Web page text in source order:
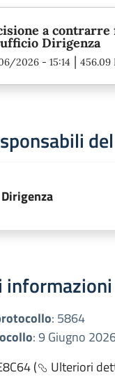
a
ufficio Dirigenza
2026 - 15:14 | 456.09
Dirigenza
informazioni
: 5864
:9 Giugno
(
Ulteriori